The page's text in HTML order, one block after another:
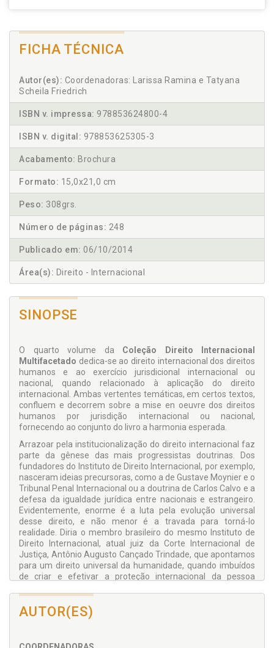
FICHA TÉCNICA
Autor(es): Coordenadoras: Larissa Ramina e Tatyana
Scheila Friedrich
ISBN v. impressa: 978853624800-4
ISBN v. digital: 978853625305-3
Acabamento: Brochura
Formato: 15,0x21,0 cm
Peso: 308grs.
Número de páginas: 248
Publicado em: 06/10/2014
Área(s): Direito - Internacional
SINOPSE
O quarto volume da Coleção Direito Internacional
Multifacetado dedica-se ao direito internacional dos direitos
humanos e ao exercício jurisdicional internacional ou
nacional, quando relacionado à aplicação do direito
internacional. Ambas vertentes temáticas, em certos textos,
confluem e decorrem sobre a mise en oeuvre dos direitos
humanos por jurisdição internacional ou nacional,
fornecendo ao conjunto do livro a harmonia esperada.
Arrazoar pela institucionalização do direito internacional faz
parte da gênese das mais progressistas doutrinas. Dos
fundadores do Instituto de Direito Internacional, por exemplo,
nasceram ideias precursoras, como a de Gustave Moynier e o
Tribunal Penal Internacional ou a doutrina de Carlos Calvo e a
defesa da igualdade jurídica entre nacionais e estrangeiro.
Evidentemente, enorme é a luta pela evolução universal
desse direito, e não menor é a travada para torná-lo
realidade. Diria o membro brasileiro do mesmo Instituto de
Direito Internacional, atual juiz da Corte Internacional de
Justiça, Antônio Augusto Cançado Trindade, que apontamos
para um direito universal da humanidade, quando imbuídos
de criar e efetivar a proteção internacional da pessoa
Boa leitura.
Tarciso Dal Maso Jardim
AUTOR(ES)